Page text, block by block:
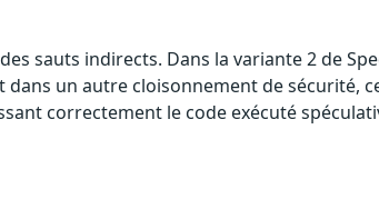
sauts indirects. Dans la variante 2 de
un autre cloisonnement de sécurité,
correctement le code exécuté